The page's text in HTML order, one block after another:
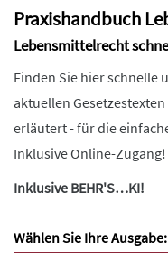
Praxishandbuch
Lebensmittelrecht
Finden Sie hier schnelle
aktuellen
erläutert - für die
Inklusive Online-Zugang!
Inklusive BEHR'S…KI!
Wählen Sie Ihre Ausgabe: